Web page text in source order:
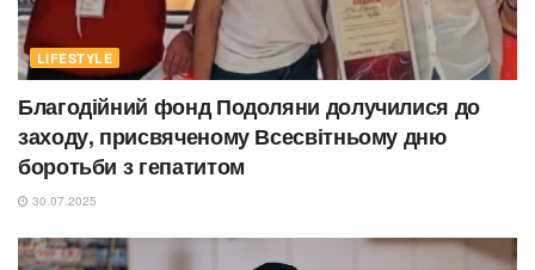
LIFESTYLE
Благодійний фонд Подоляни долучилися до
заходу, присвяченому Всесвітньому дню
боротьби з гепатитом
30.07.2025